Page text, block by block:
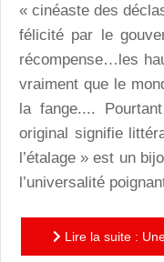
« cinéaste des
félicité par le
récompense…les
vraiment que le
la fange....
original signifie
l’étalage » est un
l’universalité
Lire la suite :